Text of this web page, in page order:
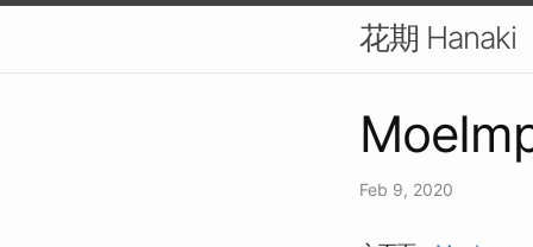
花期 Hanaki
Feb 9, 2020